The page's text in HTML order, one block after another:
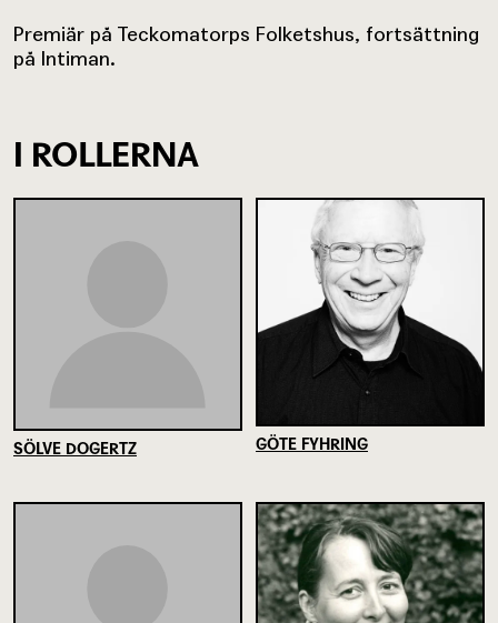
Premiär på Teckomatorps Folketshus, fortsättning
på Intiman.
I ROLLERNA
SÖLVE DOGERTZ GÖTE FYHRING